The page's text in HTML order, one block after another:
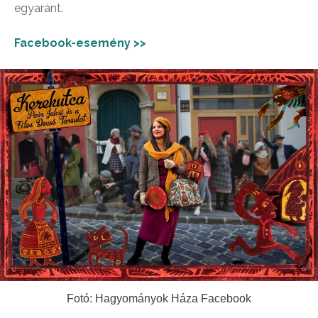
egyaránt.
Facebook-esemény >>
Fotó: Hagyományok Háza Facebook